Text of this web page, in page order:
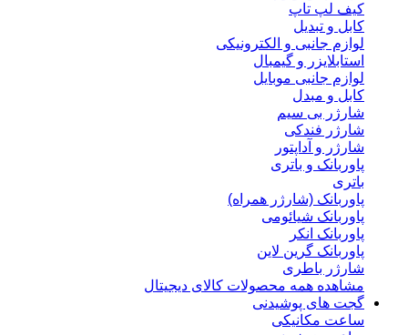
کیف لپ تاپ
کابل و تبدیل
لوازم جانبی و الکترونیکی
استابلایزر و گیمبال
لوازم جانبی موبایل
کابل و مبدل
شارژر بی سیم
شارژر فندکی
شارژر و آداپتور
پاوربانک و باتری
باتری
پاوربانک (شارژر همراه)
پاوربانک شیائومی
پاوربانک انکر
پاوربانک گرین لاین
شارژر باطری
مشاهده همه محصولات کالای دیجیتال
گجت های پوشیدنی
ساعت مکانیکی